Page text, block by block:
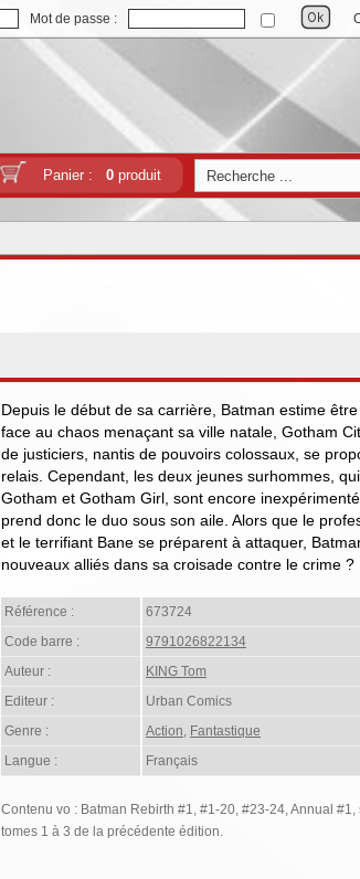
Mot de passe :
Panier : 0produit
Depuis le début de sa carrière, Batman estime
face au chaos menaçant sa ville natale, Gotham
de justiciers, nantis de pouvoirs colossaux, se
relais. Cependant, les deux jeunes surhommes,
Gotham et Gotham Girl, sont encore
prend donc le duo sous son aile. Alors que le
et le terrifiant Bane se préparent à attaquer,
nouveaux alliés dans sa croisade contre le crime ?
Référence :
673724
Code barre :
9791026822134
Auteur :
KING Tom
Editeur :
Urban Comics
Genre :
Action, Fantastique
Langue :
Français
Contenu vo : Batman Rebirth #1, #1-20, #23-24, Annual
tomes 1 à 3 de la précédente édition.